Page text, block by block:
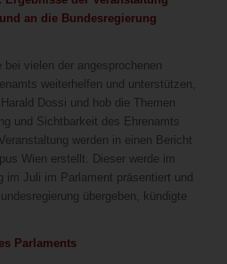
an die Bundesregierung
bei vielen der angesprochenen
weiterhelfen und unterstützen,
Dossi und hob die Themen
und Sichtbarkeit des Ehrenamts
werden in einen Bericht
Wien erstellt. Dieser werde im
im Juli im Parlament präsentiert und
übergeben, kündigte
Parlaments